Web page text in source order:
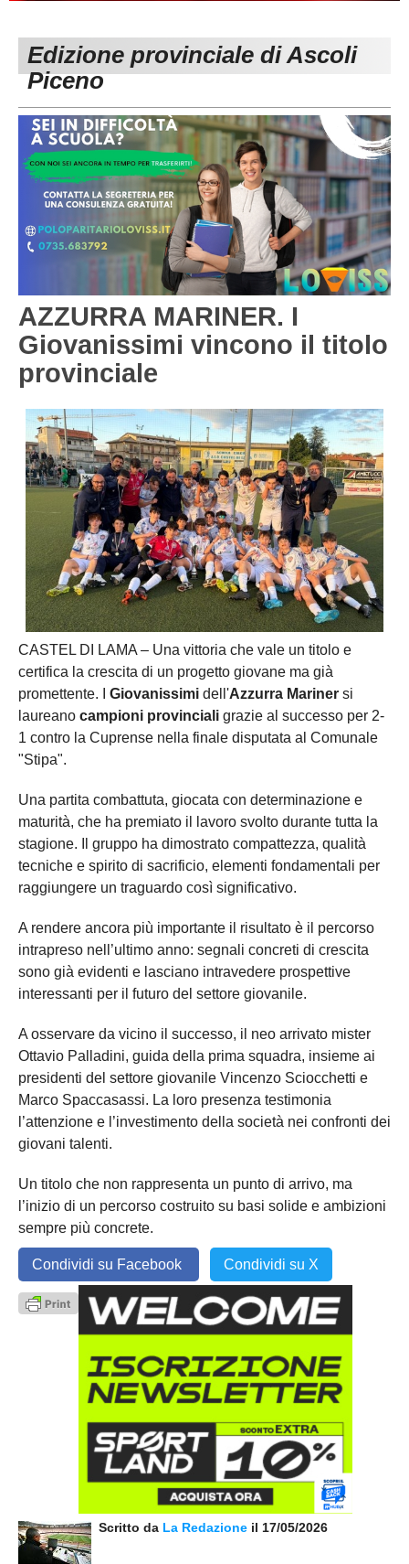
Carica la tua Rosa
1^ CATEGORIA
3^ CATEGORIA
GIOVANILI
Edizione provinciale di Ascoli
Piceno
AZZURRA MARINER. I
Giovanissimi vincono il titolo
provinciale
CASTEL DI LAMA – Una vittoria che vale un titolo e
certifica la crescita di un progetto giovane ma già
promettente. I Giovanissimi dell'Azzurra Mariner si
laureano campioni provinciali grazie al successo per 2-
1 contro la Cuprense nella finale disputata al Comunale
"Stipa".
Una partita combattuta, giocata con determinazione e
maturità, che ha premiato il lavoro svolto durante tutta la
stagione. Il gruppo ha dimostrato compattezza, qualità
tecniche e spirito di sacrificio, elementi fondamentali per
raggiungere un traguardo così significativo.
A rendere ancora più importante il risultato è il percorso
intrapreso nell’ultimo anno: segnali concreti di crescita
sono già evidenti e lasciano intravedere prospettive
interessanti per il futuro del settore giovanile.
A osservare da vicino il successo, il neo arrivato mister
Ottavio Palladini, guida della prima squadra, insieme ai
presidenti del settore giovanile Vincenzo Sciocchetti e
Marco Spaccasassi. La loro presenza testimonia
l’attenzione e l’investimento della società nei confronti dei
giovani talenti.
Un titolo che non rappresenta un punto di arrivo, ma
l’inizio di un percorso costruito su basi solide e ambizioni
sempre più concrete.
Condividi su Facebook Condividi su X
Scritto da La Redazione il 17/05/2026